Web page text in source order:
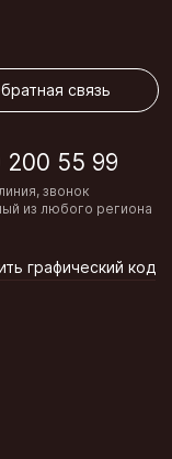
связь
200 55 99
звонок
из любого региона
графический код